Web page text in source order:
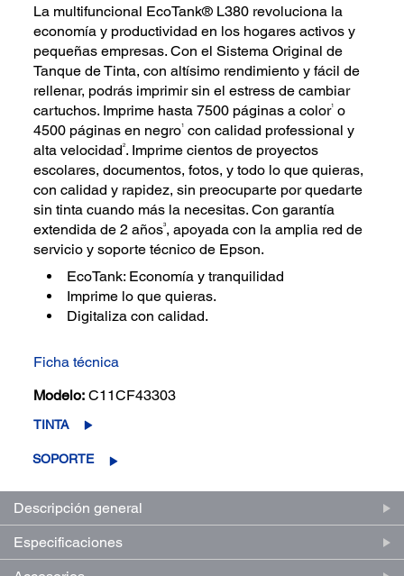
La multifuncional EcoTank® L380 revoluciona la
economía y productividad en los hogares activos y
pequeñas empresas. Con el Sistema Original de
Tanque de Tinta, con altísimo rendimiento y fácil de
rellenar, podrás imprimir sin el estress de cambiar
cartuchos. Imprime hasta 7500 páginas a color1 o
4500 páginas en negro1 con calidad professional y
alta velocidad2. Imprime cientos de proyectos
escolares, documentos, fotos, y todo lo que quieras,
con calidad y rapidez, sin preocuparte por quedarte
sin tinta cuando más la necesitas. Con garantía
extendida de 2 años3, apoyada con la amplia red de
servicio y soporte técnico de Epson.
EcoTank: Economía y tranquilidad
Imprime lo que quieras.
Digitaliza con calidad.
Ficha técnica
Modelo: C11CF43303
TINTA
SOPORTE
Descripción general
Especificaciones